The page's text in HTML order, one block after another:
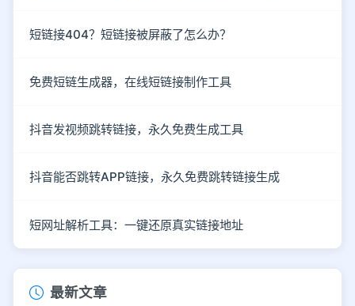
短链接404？短链接被屏蔽了怎么办？
免费短链生成器，在线短链接制作工具
抖音发视频跳转链接，永久免费生成工具
抖音能否跳转APP链接，永久免费跳转链接生成
短网址解析工具：一键还原真实链接地址
最新文章